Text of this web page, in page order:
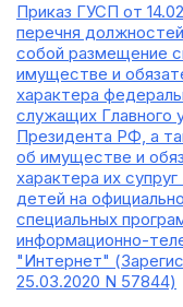
Приказ ГУСП от
перечня
собой размещение
имуществе и
характера
служащих Главного
Президента РФ, а
об имуществе и
характера их
детей на
специальных
информационно-
"Интернет"
25.03.2020 N 57844)